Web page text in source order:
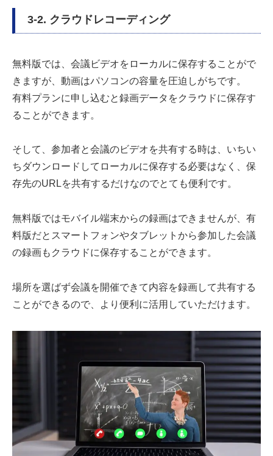
3-2. クラウドレコーディング
無料版では、会議ビデオをローカルに保存することがで
きますが、動画はパソコンの容量を圧迫しがちです。
有料プランに申し込むと録画データをクラウドに保存す
ることができます。
そして、参加者と会議のビデオを共有する時は、いちい
ちダウンロードしてローカルに保存する必要はなく、保
存先のURLを共有するだけなのでとても便利です。
無料版ではモバイル端末からの録画はできませんが、有
料版だとスマートフォンやタブレットから参加した会議
の録画もクラウドに保存することができます。
場所を選ばず会議を開催できて内容を録画して共有する
ことができるので、より便利に活用していただけます。